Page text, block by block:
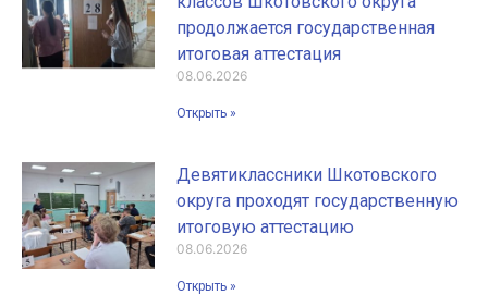
продолжается государственная
итоговая аттестация
08.06.2026
Открыть »
Девятиклассники Шкотовского
округа проходят государственную
итоговую аттестацию
08.06.2026
Открыть »